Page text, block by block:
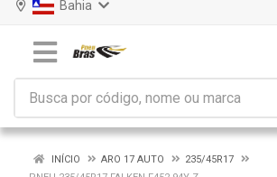
Bahia
INÍCIO ARO 17 AUTO
235/45R17